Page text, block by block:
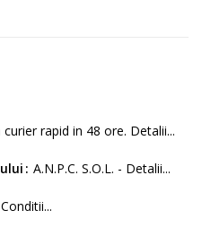
curier rapid in 48 ore. Detalii...
A.N.P.C. S.O.L. - Detalii...
Conditii...